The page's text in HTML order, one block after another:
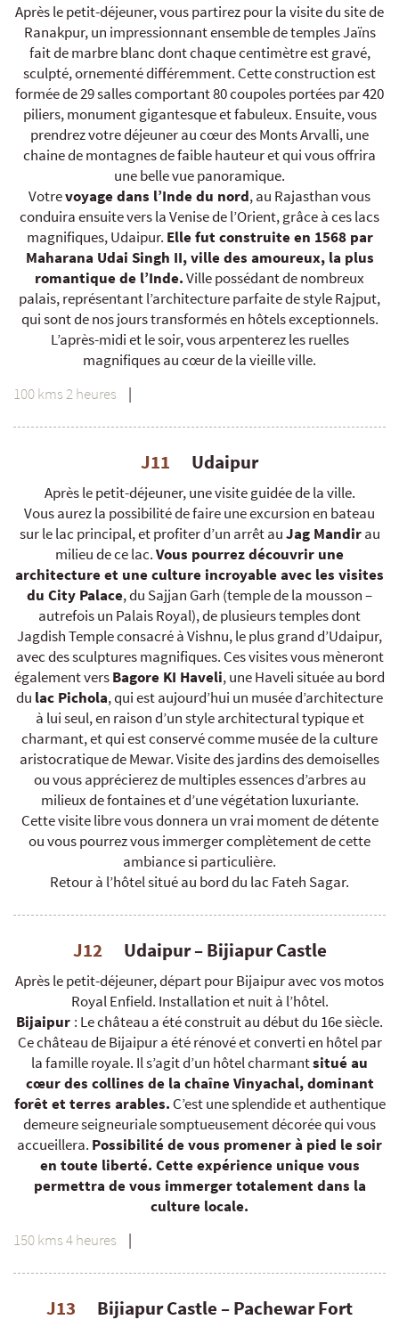
Après le petit-déjeuner, vous partirez pour la visite du site de
Ranakpur, un impressionnant ensemble de temples Jaïns
fait de marbre blanc dont chaque centimètre est gravé,
sculpté, ornementé différemment. Cette construction est
formée de 29 salles comportant 80 coupoles portées par 420
piliers, monument gigantesque et fabuleux. Ensuite, vous
prendrez votre déjeuner au cœur des Monts Arvalli, une
chaine de montagnes de faible hauteur et qui vous offrira
une belle vue panoramique.
Votrevoyage dans l’Inde du nord, au Rajasthan vous
conduira ensuite vers la Venise de l’Orient, grâce à ces lacs
magnifiques, Udaipur. Elle fut construite en 1568 par
Maharana Udai Singh II, ville des amoureux, la plus
romantique de l’Inde.Ville possédant de nombreux
palais, représentant l’architecture parfaite de style Rajput,
qui sont de nos jours transformés en hôtels exceptionnels.
L’après-midi et le soir, vous arpenterez les ruelles
magnifiques au cœur de la vieille ville.
100 kms 2 heures
|
J11 Udaipur
Après le petit-déjeuner, une visite guidée de la ville.
Vous aurez la possibilité de faire une excursion en bateau
sur le lac principal, et profiter d’un arrêt auJag Mandirau
milieu de ce lac.Vous pourrez découvrir une
architecture et une culture incroyable avec les visites
du City Palace, du Sajjan Garh (temple de la mousson –
autrefois un Palais Royal), de plusieurs temples dont
Jagdish Temple consacré à Vishnu, le plus grand d’Udaipur,
avec des sculptures magnifiques. Ces visites vous mèneront
également versBagore KI Haveli, une Haveli située au bord
du lac Pichola, qui est aujourd’hui un musée d’architecture
à lui seul, en raison d’un style architectural typique et
charmant, et qui est conservé comme musée de la culture
aristocratique de Mewar. Visite des jardins des demoiselles
ou vous apprécierez de multiples essences d’arbres au
milieux de fontaines et d’une végétation luxuriante.
Cette visite libre vous donnera un vrai moment de détente
ou vous pourrez vous immerger complètement de cette
ambiance si particulière.
Retour à l’hôtel situé au bord du lac Fateh Sagar.
J12 Udaipur – Bijiapur Castle
Après le petit-déjeuner, départ pour Bijaipur avec vos motos
Royal Enfield. Installation et nuit à l’hôtel.
Bijaipur : Le château a été construit au début du 16e siècle.
Ce château de Bijaipur a été rénové et converti en hôtel par
la famille royale. Il s’agit d’un hôtel charmantsitué au
cœur des collines de la chaîne Vinyachal, dominant
forêt et terres arables.C’est une splendide et authentique
demeure seigneuriale somptueusement décorée qui vous
accueillera. Possibilité de vous promener à pied le soir
en toute liberté. Cette expérience unique vous
permettra de vous immerger totalement dans la
culture locale.
150 kms 4 heures
|
J13 Bijiapur Castle – Pachewar Fort